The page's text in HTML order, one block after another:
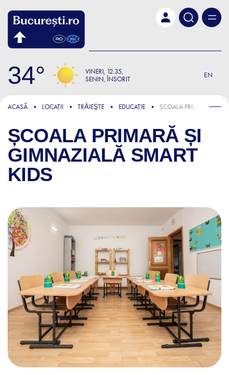
34 VINERI 12:35
SENIN, ÎNSORIT
EN
ACASĂ LOCAȚII TRǍIEŞTE EDUCAȚIE ȘCOALA PRIMARĂ ȘI GIMNAZIALĂ SMART KIDS
ȘCOALA PRIMARĂ ȘI
GIMNAZIALĂ SMART
KIDS